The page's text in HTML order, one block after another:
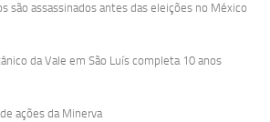
são assassinados antes das eleições no México
da Vale em São Luís completa 10 anos
ações da Minerva